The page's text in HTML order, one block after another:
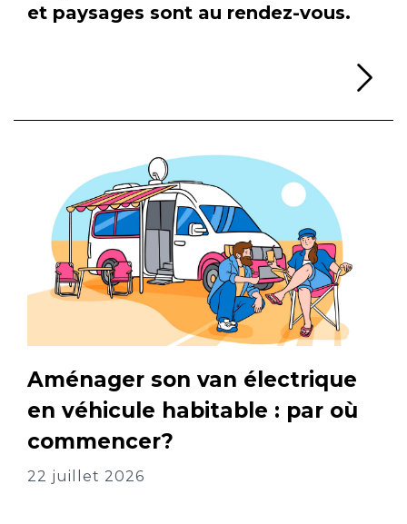
et paysages sont au rendez-vous.
Aménager son van électrique
en véhicule habitable : par où
commencer?
22 juillet 2026